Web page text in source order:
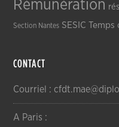
Rémunération
Section Nantes SESIC Temps
CONTACT
Courriel :
A Paris :